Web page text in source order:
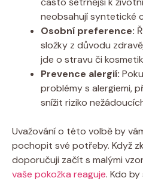
neobsahují syntetické
Osobní preference:
složky z důvodu
jde o stravu ⁣či‌
Prevence alergií:
problémy s alergiemi,
snížit riziko
Uvažování o této volbě by
pochopit své potřeby. Když
doporučuji začít s malými
vaše pokožka reaguje.‌ Kdo